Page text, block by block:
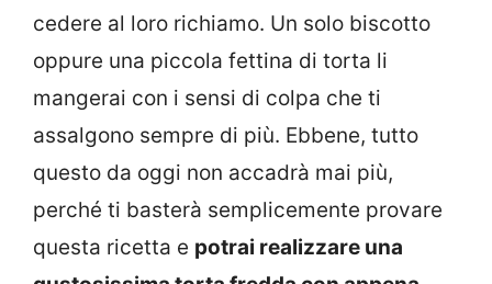
cedere al loro richiamo. Un solo biscotto
oppure una piccola fettina di torta li
mangerai con i sensi di colpa che ti
assalgono sempre di più. Ebbene, tutto
questo da oggi non accadrà mai più,
perché ti basterà semplicemente provare
questa ricetta e potrai realizzare una